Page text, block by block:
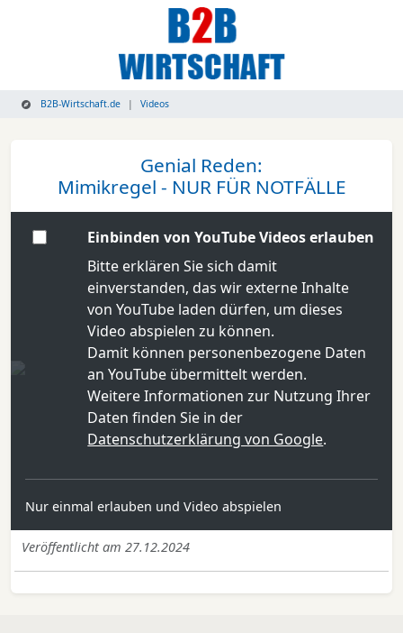
B2B-Wirtschaft.de Videos
Genial Reden:
Mimikregel - NUR FÜR NOTFÄLLE
Einbinden von YouTube Videos erlauben
Bitte erklären Sie sich damit
einverstanden, das wir externe Inhalte
von YouTube laden dürfen, um dieses
Video abspielen zu können.
Damit können personenbezogene Daten
an YouTube übermittelt werden.
Weitere Informationen zur Nutzung Ihrer
Daten finden Sie in der
Datenschutzerklärung von Google.
Nur einmal erlauben und Video abspielen
Veröffentlicht am 27.12.2024